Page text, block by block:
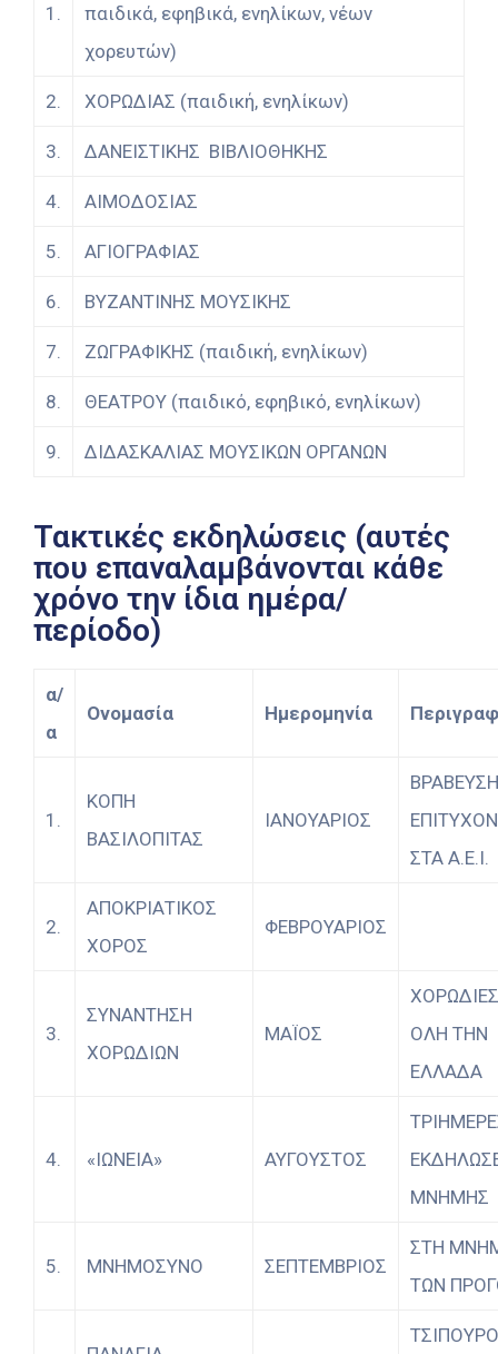
1.
παιδικά, εφηβικά, ενηλίκων, νέων
χορευτών)
2. ΧΟΡΩΔΙΑΣ (παιδική, ενηλίκων)
3. ΔΑΝΕΙΣΤΙΚΗΣ ΒΙΒΛΙΟΘΗΚΗΣ
4. ΑΙΜΟΔΟΣΙΑΣ
5. ΑΓΙΟΓΡΑΦΙΑΣ
6. ΒΥΖΑΝΤΙΝΗΣ ΜΟΥΣΙΚΗΣ
7. ΖΩΓΡΑΦΙΚΗΣ (παιδική, ενηλίκων)
8. ΘΕΑΤΡΟΥ (παιδικό, εφηβικό, ενηλίκων)
9. ΔΙΔΑΣΚΑΛΙΑΣ ΜΟΥΣΙΚΩΝ ΟΡΓΑΝΩΝ
Τακτικές εκδηλώσεις (αυτές
που επαναλαμβάνονται κάθε
χρόνο την ίδια ημέρα/
περίοδο)
α/
α
Ονομασία Ημερομηνία
1.
ΚΟΠΗ
ΒΑΣΙΛΟΠΙΤΑΣ
ΙΑΝΟΥΑΡΙΟΣ
ΒΡΑΒΕΥΣΗ
ΣΤΑ Α.Ε.Ι.
2.
ΑΠΟΚΡΙΑΤΙΚΟΣ
ΧΟΡΟΣ
ΦΕΒΡΟΥΑΡΙΟΣ
3.
ΣΥΝΑΝΤΗΣΗ
ΧΟΡΩΔΙΩΝ
ΜΑΪΟΣ
ΟΛΗ ΤΗΝ
ΕΛΛΑΔΑ
4. «ΙΩΝΕΙΑ» ΑΥΓΟΥΣΤΟΣ
ΜΝΗΜΗΣ
5. ΜΝΗΜΟΣΥΝΟ ΣΕΠΤΕΜΒΡΙΟΣ
ΣΤΗ
ΤΩΝ